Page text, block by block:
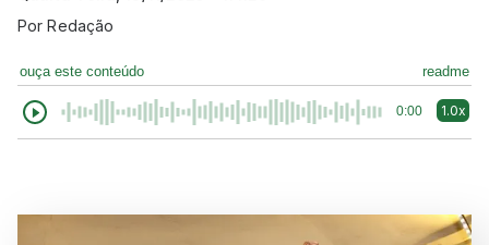
PorRedação
ouça este conteúdo readme
0:00 1.0x